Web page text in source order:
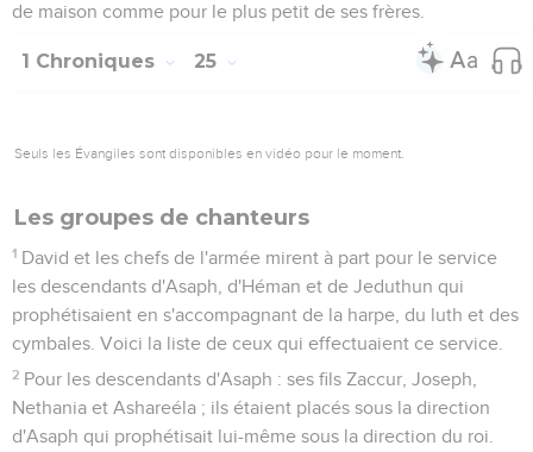
de maison comme pour le plus petit de ses frères.
1 Chroniques 25
Seuls les Évangiles sont disponibles en vidéo pour le moment.
Les groupes de chanteurs
1 David et les chefs de l'armée mirent à part pour le service
les descendants d'Asaph, d'Héman et de Jeduthun qui
prophétisaient en s'accompagnant de la harpe, du luth et des
cymbales. Voici la liste de ceux qui effectuaient ce service.
2 Pour les descendants d'Asaph : ses fils Zaccur, Joseph,
Nethania et Ashareéla ; ils étaient placés sous la direction
d'Asaph qui prophétisait lui-même sous la direction du roi.